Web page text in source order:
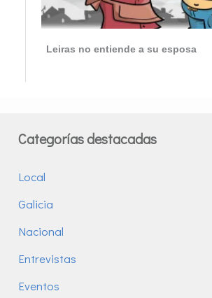
Leiras no entiende a su esposa
Categorías destacadas
Local
Galicia
Nacional
Entrevistas
Eventos